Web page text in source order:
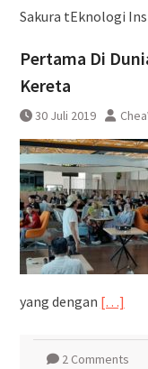
Sakura tEknologi
Pertama Di
Kereta
30 Juli 2019
yang dengan […]
2 Comments